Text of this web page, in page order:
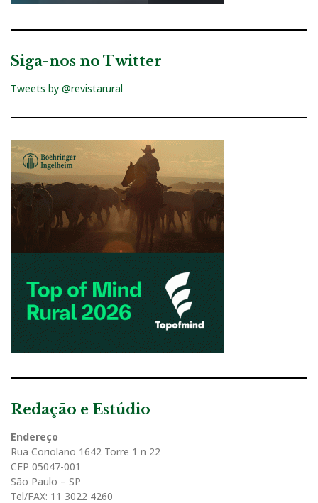
Siga-nos no Twitter
Tweets by @revistarural
Redação e Estúdio
Endereço
Rua Coriolano 1642 Torre 1 n 22
CEP 05047-001
São Paulo – SP
Tel/FAX: 11 3022 4260